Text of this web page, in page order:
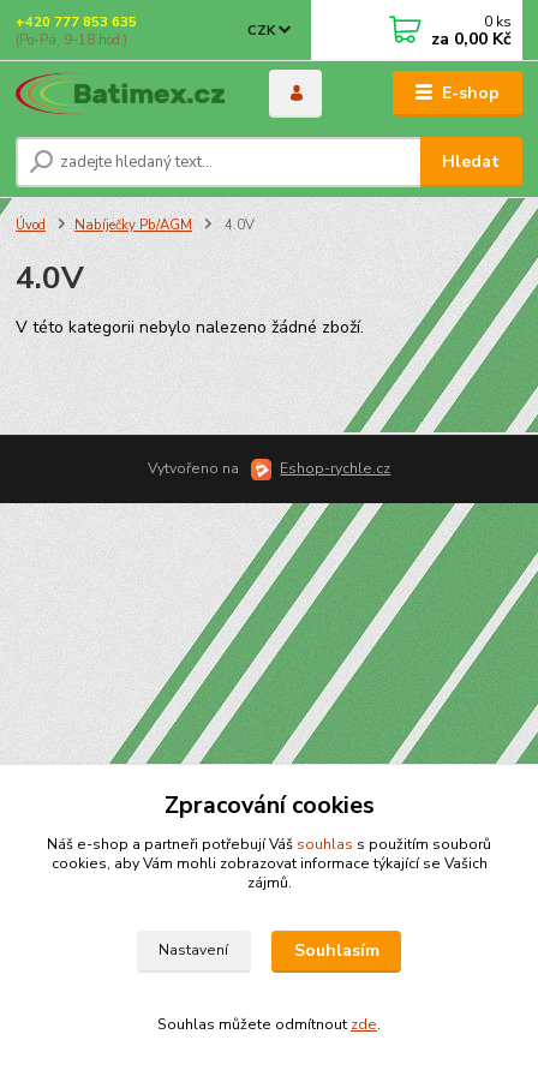
E-shop
CZK
Hledat
+420 777 853 635
(Po-Pá, 9-18 hod.)
0 ks
za 0,00 Kč
Úvod Nabíječky Pb/AGM 4.0V
4.0V
V této kategorii nebylo nalezeno žádné zboží.
Vytvořeno na Eshop-rychle.cz
Zpracování cookies
Náš e-shop a partneři potřebují Váš souhlas s použitím souborů
cookies, aby Vám mohli zobrazovat informace týkající se Vašich
zájmů.
Nastavení Souhlasím
Souhlas můžete odmítnout zde.